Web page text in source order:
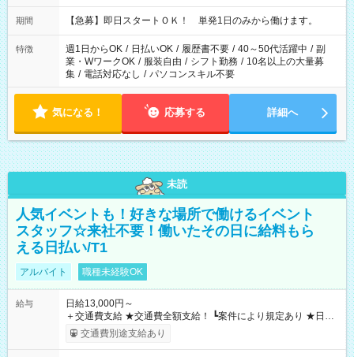
・13：00～22：00 ・22：00～翌6：00 など
期間 【急募】即日スタートＯＫ！ 単発1日のみから働けます。
特徴 週1日からOK / 日払いOK / 履歴書不要 / 40～50代活躍中 / 副
業・WワークOK / 服装自由 / シフト勤務 / 10名以上の大量募
集 / 電話対応なし / パソコンスキル不要
気になる！ 応募する 詳細へ
未読
人気イベントも！好きな場所で働けるイベント
スタッフ☆来社不要！働いたその日に給料もら
える日払い/T1
アルバイト 職種未経験OK
給与
日給13,000円～
＋交通費支給 ★交通費全額支給！ ┗案件により規定あり ★日払
いOK！（規定あり） ┗働いたその日に現金GET♪ お仕事後はコ
ンビニATMから 日払い分を引き落とせます！ 【試用期間】試
交通費別途支給あり